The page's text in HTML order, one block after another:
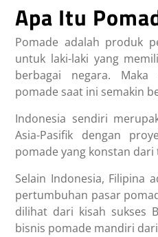
Apa Itu
Pomade adalah produk
untuk laki-laki yang
berbagai negara.
pomade saat ini semakin
Indonesia sendiri
Asia-Pasifik dengan
pomade yang konstan dari
Selain Indonesia, Filipina
pertumbuhan pasar
dilihat dari kisah sukses
bisnis pomade mandiri